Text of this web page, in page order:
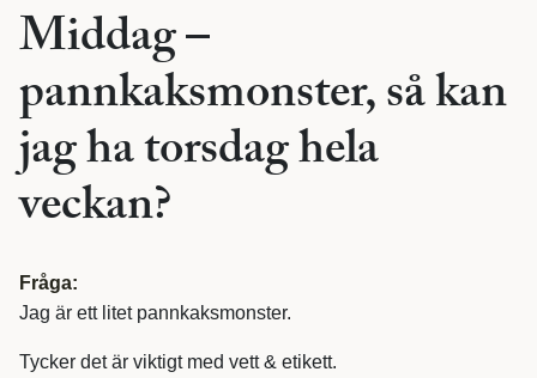
Middag –
pannkaksmonster, så kan
jag ha torsdag hela
veckan?
Fråga:
Jag är ett litet pannkaksmonster.
Tycker det är viktigt med vett & etikett.